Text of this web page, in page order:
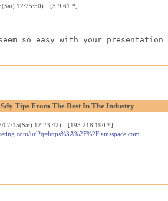
12:25:50) [5.9.61.*]
so easy with your
Tips From The Best In The Industry
07/15(Sat) 12:23:42) [193.218.190.*]
url?q=https%3A%2F%2Fjamsspace.com